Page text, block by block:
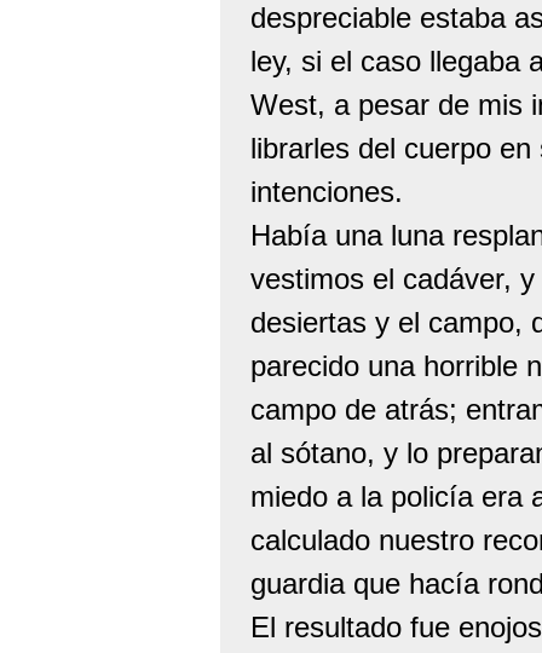
despreciable estaba
ley, si el caso llegaba
West, a pesar de mis
librarles del cuerpo
intenciones.
Había una luna
vestimos el cadáver,
desiertas y el campo,
parecido una horrible
campo de atrás;
al sótano, y lo
miedo a la policía era
calculado nuestro
guardia que hacía
El resultado fue